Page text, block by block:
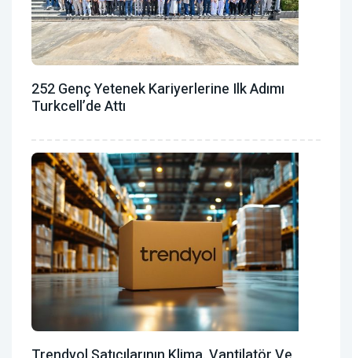
252 Genç Yetenek Kariyerlerine Ilk Adımı
Turkcell’de Attı